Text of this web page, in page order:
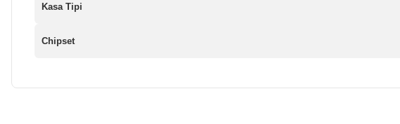
Kasa Tipi
Chipset